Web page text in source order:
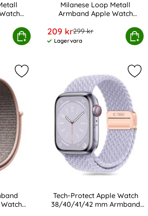
Köp
Apple Watch 42/41/40/38 mm -
Milanese Loop Metall
Armband Apple Watch
rea pris
209 krtidigare pris
299 kr
Tillgänglighet:
Lagervara
Köp
Loop Metall Armband Apple
Markera nylon Loop Armband
Tech-Protect Apple Watch
38/40/41/42 mm Armband